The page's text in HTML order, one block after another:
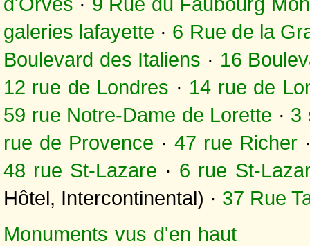
galeries lafayette · 6 Rue de la
Boulevard des Italiens · 16
12 rue de Londres · 14 rue de
59 rue Notre-Dame de Lorette · 3
rue de Provence · 47 rue Richer
48 rue St-Lazare · 6 rue St-
Hôtel, Intercontinental) · 37 Rue
Monuments vus d'en haut